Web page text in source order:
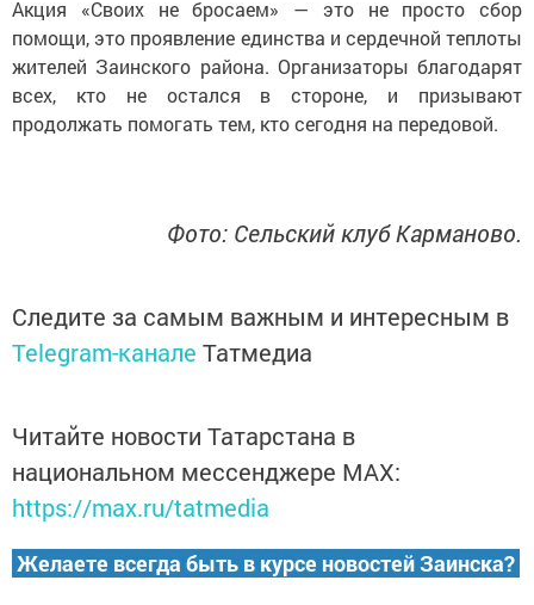
Акция «Своих не бросаем» — это не просто сбор
помощи, это проявление единства и сердечной теплоты
жителей Заинского района. Организаторы благодарят
всех, кто не остался в стороне, и призывают
продолжать помогать тем, кто сегодня на передовой.
Фото: Сельский клуб Карманово.
Следите за самым важным и интересным в
Telegram-канале Татмедиа
Читайте новости Татарстана в
национальном мессенджере MАХ:
https://max.ru/tatmedia
Желаете всегда быть в курсе новостей Заинска?